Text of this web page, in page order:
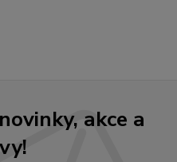
akce a